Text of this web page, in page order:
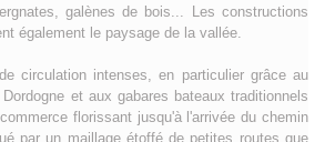
galènes de bois... Les constructions
également le paysage de la vallée.
conservé une architecture médiévale identifiable, plusieurs maisons à loggia ou balcons en bois, des encorbellements et un lacis de ruelles représentatif. Les galets de la rivière ont été utilisés en façade des bâtiments et au sol. La place du marché est entourée de maisons à colombages datant du XVIIe siècle et de façades restaurées. Au bord de la rivière et de la ville médiévale, dans le faubourg du Barry majeur - ancien village de pécheurs de Vellmus -, se trouve la chapelle des Pénitents, construite au XIIe siècle et autrefois église Notre-Dame du Port-Haut, à destination des paroissiens de Beaulieu-sur-Dordogne. L'ensemble formé par cette chapelle positionnée sur un léger bombement du relief, la rivière, les quais, la cité en toile de fond et le coteau boisé constitue un paysage emblématique souvent utilisé pour représenter la vallée de la Dordogne ou plus largement le sud corrézien. En amont de la vieille ville, les quais évoquent l'ancien port et le passage des gabares puis des gabariers revenant à pied de Libourne. Les maisons - dont celle dite du "Vieux Mann ", datée de 1723 - relèvent pour la plupart des XVIIè et XVIIIè siècles. Le boulevard de Turenne ceinture la vieille ville et retrace le périmètre des anciens remparts. De belles demeures bourgeoises avec tourelles, pigeonniers et girouettes sont agrémentées par des jardins pour la plupart créés au XVIIIè siècle sur les anciens fossés au pied des remparts. Parfois soutenus ou clos par de grands murs de pierre, ils abritent une végétation exotique particulièrement en vogue au XIXe siècle et des essences appréciant les climats doux palmiers, magnolias ou encore bananiers -, en accord avec le surnom de la ville : la "Riviera Limousine". La situation pittoresque de la ville et ses multiples richesses patrimoniales et architecturales attirent un grand nombre de visiteurs et lui confèrent une grande renommée. Liourdres est implanté au pied des versants, à proximité de la rivière, notamment son église. Le village se développe près de la route D41 de fond de vallée reliant Beaulieu-sur-Dordogne à Puybrun par la rive droite. Sa situation intermédiaire entre le Quercy et le pays de Beaulieu-sur-Dordogne se traduit par une architecture disparate. Le bourg abrite également une fontaine de dévotion et un pigeonnier circulaire. De Liourdres, vers le nord en direction d'Astaillac, la D41 jouxte la Dordogne au niveau du hameau La Cassagne. La route a été creusée dans le roc appelé "le roc de Carbe". À cet endroit, une élévation rocheuse s'oppose avec la plaine agricole. Ce contraste saisissant s'apprécie d'autant plus dans ce sens de circulation. Bourgs et hameaux sont généralement perchés sur les versants et bien souvent accrochés à de fortes pentes. Les églises y témoignent d'une forte relation avec le paysage ou le "génie des lieux"; clochers-murs cadrant des vues lointaines, situation perchée au plus près du ciel... En rive gauche, placée sur un promontoire dominant Beaulieu-sur-Dordogne, la partie haute du bourg d'Altillac offre de belles vues plongeantes sur la cité et la rivière. Cette position favorable laisse penser que le village était probablement un poste avancé de Beaulieu-sur-Dordogne. Son église Saint-Etienne - inscrite à l'inventaire supplémentaire des monuments historiques en 1975 -, édifiée au XVIe siècle sur le sommet de la butte, possède un remarquable clocher-porche daté du XI- siècle, qui donne sur les crétes du versant opposé. Dans sa partie basse, Altillac s'est développée de part et d'autre de la D940, voie de desserte principale en fond de vallée. Elle comporte un ancien port, la mairie et l'école, des commerces et habitations. En rive droite, sur les hauteurs du versant qui surplombe Beaulieu-sur-Dordogne, le bourg de Sioniac - dont l'église a été inscrite à l'inventaire supplémentaire des monuments historiques en 1949 se serre sur la ligne de créte émergeant au-dessus de deux vallons arrosés par des affluents de la Dordogne. Sa partie ancienne présente une configuration de village-rue. Au nord du village, une prairie préserve le premier plan nécessaire à la lecture de la silhouette bâtie où se dressent l'église romane et son clocher-mur percé de deux baies abritant les cloches. Sur le méme versant, mais plus au sud, le bourg d'Astaillac se déploie également sur une ligne de créte qui plonge plus rapidement vers la Dordogne. Il permet ainsi des vues remarquables, notamment dans l'axe de la rivière et plus largement sur le fond de vallée. Un belvédère aménagé entre l'église et la mairie, proche de la place publique, offre des vues sur des horizons très lointains. Riche de nombreuses constructions anciennes, le village procure une impression d'harmonie architecturale. Son caractère perché et linéaire se perçoit particulièrement bien depuis la route de créte voisine, passant de l'autre côté du ruisseau de Fontanille par Cassagne. Plus à l'ouest, le bourg de Bilhac, implanté sur un site castrai, se niche de nos jours dans un paysage cultivé de noyeraies. L'église du XIIe siècle, dont l'abside est inscrite au titre des monuments historiques depuis 1925, est une ancienne chapelle castrale. Son clocher octogonal bardé d'ardoises date du XIXè siècle. La route D153E au nord de Bilhac, en direction de Sioniac, est une route de créte qui, méme si elle n'offre pas de point de vue sur le site, mérite d'étre parcourue pour ses espaces visuels ouverts et généreux. Les villages d'altitude perchés sur le versant est, en rive gauche et au sud-est d'Altillac Le Treil, Freyssignes et Fontmerle -, sont desservis depuis le fond de vallée par une remarquable petite route en lacets qui offre, une fois les bois passés, des vues saisissantes tant sur le fond de vallée que sur les horizons lointains. Quelques châteaux ponctuent le paysage de la vallée: le château du Doux, celui de La Majone édifié en léger surplomb du fond de vallée près d'Altillac, le château d'Estresse, dont les façades et toitures sont inscrites à l'inventaire supplémentaire des monuments historiques et qui a été construit au XVe siècle et remanié jusqu'au XVIIIe siècle. Proche de la rivière, ce dernier associe traces de système défensif et recherche de raffinement de la Renaissance, avec un parc en terrasse sur la Dordogne comportant deux ifs millénaires. Enfin, La Geneste se trouve sur la route de Liourdres et le château de Bilhac, qui côtoie l'église, s'inscrit au coeur d'un remarquable parc pourvu de grands arbres. Depuis l'arrété de protection, des évolutions se sont fa